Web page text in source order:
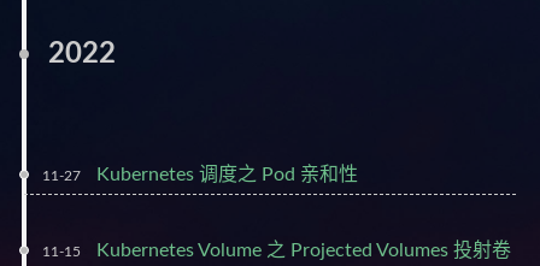
2022
11-27 Kubernetes 调度之 Pod 亲和性
11-15 Kubernetes Volume 之 Projected Volumes 投射卷